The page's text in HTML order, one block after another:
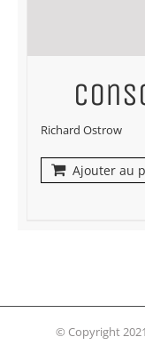
Richard Ostrow
Ajouter au
© Copyright